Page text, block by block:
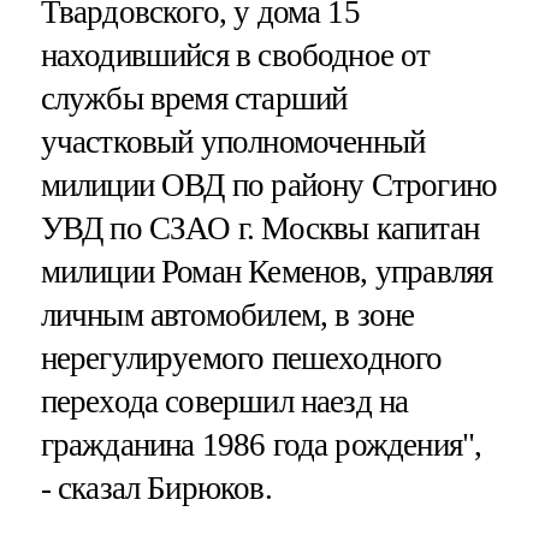
Твардовского, у дома 15
находившийся в свободное от
службы время старший
участковый уполномоченный
милиции ОВД по району Строгино
УВД по СЗАО г. Москвы капитан
милиции Роман Кеменов, управляя
личным автомобилем, в зоне
нерегулируемого пешеходного
перехода совершил наезд на
гражданина 1986 года рождения",
- сказал Бирюков.